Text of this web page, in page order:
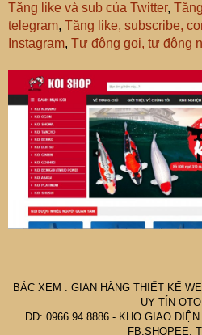
Tăng like và sub của Twitter,
telegram, Tăng like, subscribe,
Instagram, Tự động gọi, tự động
BÁC XEM : GIAN HÀNG THIẾT KẾ
UY TÍN
DĐ: 0966.94.8886 - KHO GIAO DIỆN
FB,SHOPEE,